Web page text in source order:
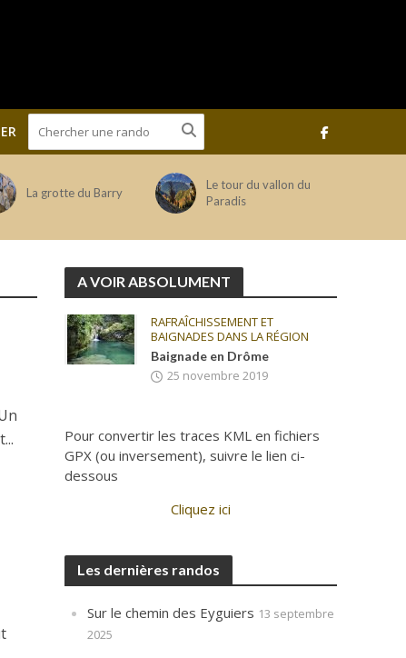
La grotte du Barry
Le tour du vallon du
Paradis
A VOIR ABSOLUMENT
RAFRAÎCHISSEMENT ET
BAIGNADES DANS LA RÉGION
Baignade en Drôme
25 novembre 2019
Pour convertir les traces KML en fichiers
GPX (ou inversement), suivre le lien ci-
dessous
Cliquez ici
Les dernières randos
Sur le chemin des Eyguiers 13 septembre
2025